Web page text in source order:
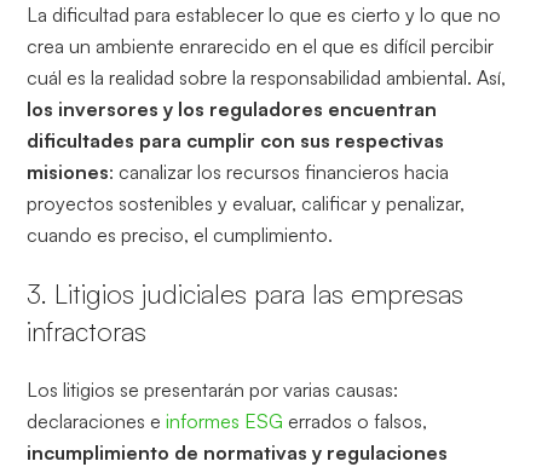
La dificultad para establecer lo que es cierto y lo que no
crea un ambiente enrarecido en el que es difícil percibir
cuál es la realidad sobre la responsabilidad ambiental. Así,
los inversores y los reguladores encuentran
dificultades para cumplir con sus respectivas
misiones: canalizar los recursos financieros hacia
proyectos sostenibles y evaluar, calificar y penalizar,
cuando es preciso, el cumplimiento.
3. Litigios judiciales para las empresas
infractoras
Los litigios se presentarán por varias causas:
declaraciones einformes ESG errados o falsos,
incumplimiento de normativas y regulaciones